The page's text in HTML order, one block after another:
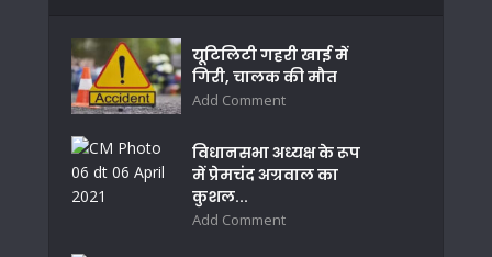
यूटिलिटी गहरी खाई में
गिरी, चालक की मौत
Add Comment
विधानसभा अध्यक्ष के रूप
में प्रेमचंद अग्रवाल का
कुशल...
Add Comment